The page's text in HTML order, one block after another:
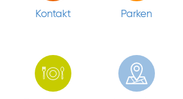
Kontakt Parken